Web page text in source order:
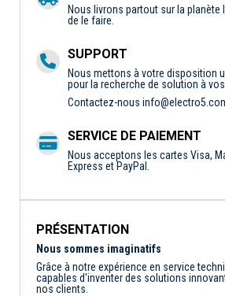
Nous livrons partout sur la
de le faire.
SUPPORT
Nous mettons à votre disposition
pour la recherche de solution à
Contactez-nous
SERVICE DE PAIEMENT
Nous acceptons les cartes Visa,
Express et PayPal.
PRÉSENTATION
Nous sommes imaginatifs
Grâce à notre expérience en service
capables d'inventer des solutions
nos clients.